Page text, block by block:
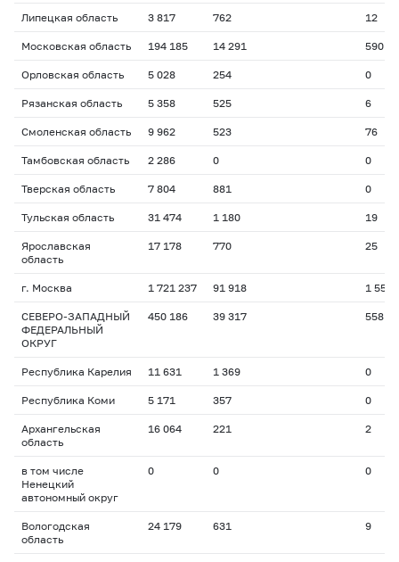
Липецкая область 3 817 762 12
Московская область 194 185 14 291 590
Орловская область 5 028 254 0
Рязанская область 5 358 525 6
Смоленская область 9 962 523 76
Тамбовская область 2 286 0 0
Тверская область 7 804 881 0
Тульская область 31 474 1 180 19
Ярославская
область
17 178 770 25
г. Москва 1 721 237 91 918 1 559
СЕВЕРО-ЗАПАДНЫЙ
ФЕДЕРАЛЬНЫЙ
ОКРУГ
450 186 39 317 558
Республика Карелия 11 631 1 369 0
Республика Коми 5 171 357 0
Архангельская
область
16 064 221 2
в том числе
Ненецкий
автономный округ
0 0 0
Вологодская
область
24 179 631 9